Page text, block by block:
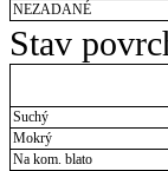
NEZADANÉ
Stav
Suchý
Mokrý
Na kom. blato